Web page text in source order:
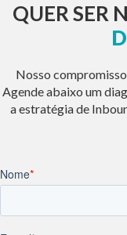
QUER SER
Nosso
Agende abaixo um
a estratégia de